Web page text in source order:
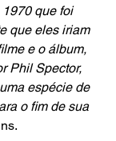
que foi
que eles iriam
e o álbum,
Phil Spector,
espécie de
o fim de sua